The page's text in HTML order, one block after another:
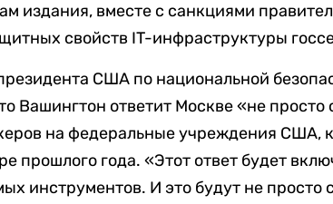
издания, вместе с санкциями
свойств IT-инфраструктуры
США по национальной
Вашингтон ответит Москве «не просто
на федеральные учреждения США,
прошлого года. «Этот ответ будет
инструментов. И это будут не просто